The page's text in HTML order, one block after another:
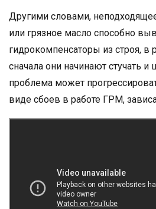
Другими словами,
или грязное масло способно
гидрокомпенсаторы из строя, в
сначала они начинают стучать
проблема может
виде сбоев в работе ГРМ,